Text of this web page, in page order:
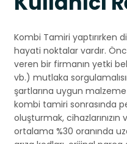
Kombi Tamiri yaptırırken
hayati noktalar vardır.
veren bir firmanın yetki
vb.) mutlaka
şartlarına uygun
kombi tamiri sonrasında
oluşturmak,
ortalama %30 oranında